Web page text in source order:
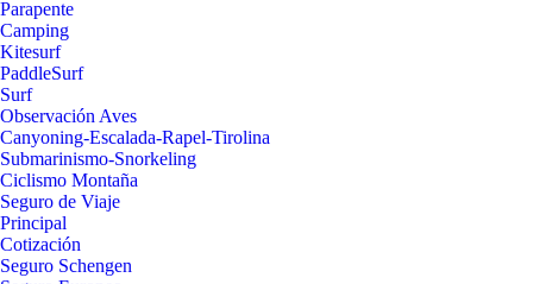
Parapente
Camping
Kitesurf
PaddleSurf
Surf
Observación Aves
Canyoning-Escalada-Rapel-Tirolina
Submarinismo-Snorkeling
Ciclismo Montaña
Seguro de Viaje
Principal
Cotización
Seguro Schengen